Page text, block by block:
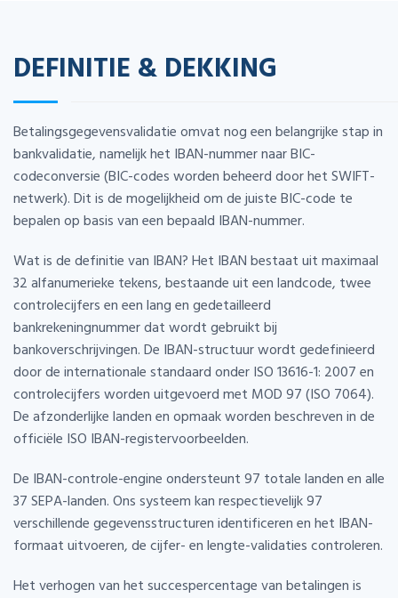
DEFINITIE & DEKKING
Betalingsgegevensvalidatie omvat nog een belangrijke stap in
bankvalidatie, namelijk het IBAN-nummer naar BIC-
codeconversie (BIC-codes worden beheerd door het SWIFT-
netwerk). Dit is de mogelijkheid om de juiste BIC-code te
bepalen op basis van een bepaald IBAN-nummer.
Wat is de definitie van IBAN? Het IBAN bestaat uit maximaal
32 alfanumerieke tekens, bestaande uit een landcode, twee
controlecijfers en een lang en gedetailleerd
bankrekeningnummer dat wordt gebruikt bij
bankoverschrijvingen. De IBAN-structuur wordt gedefinieerd
door de internationale standaard onder ISO 13616-1: 2007 en
controlecijfers worden uitgevoerd met MOD 97 (ISO 7064).
De afzonderlijke landen en opmaak worden beschreven in de
officiële ISO IBAN-registervoorbeelden.
De IBAN-controle-engine ondersteunt 97 totale landen en alle
37 SEPA-landen. Ons systeem kan respectievelijk 97
verschillende gegevensstructuren identificeren en het IBAN-
formaat uitvoeren, de cijfer- en lengte-validaties controleren.
Het verhogen van het succespercentage van betalingen is